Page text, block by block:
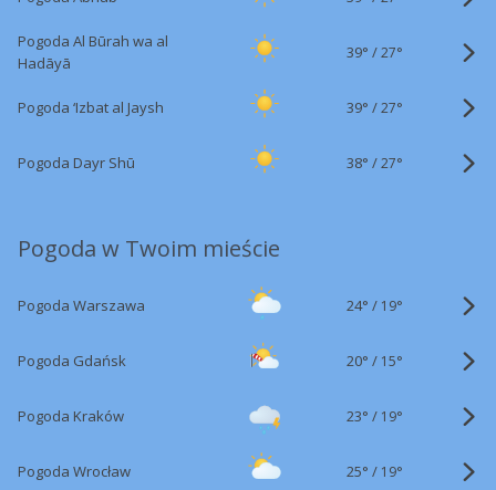
Pogoda Al Būrah wa al
Hadāyā
39° /27°
Pogoda ‘Izbat al Jaysh 39° /27°
Pogoda Dayr Shū 38° /27°
Pogoda w Twoim mieście
Pogoda Warszawa 24° / 19°
Pogoda Gdańsk 20° / 15°
Pogoda Kraków 23° / 19°
Pogoda Wrocław 25° / 19°